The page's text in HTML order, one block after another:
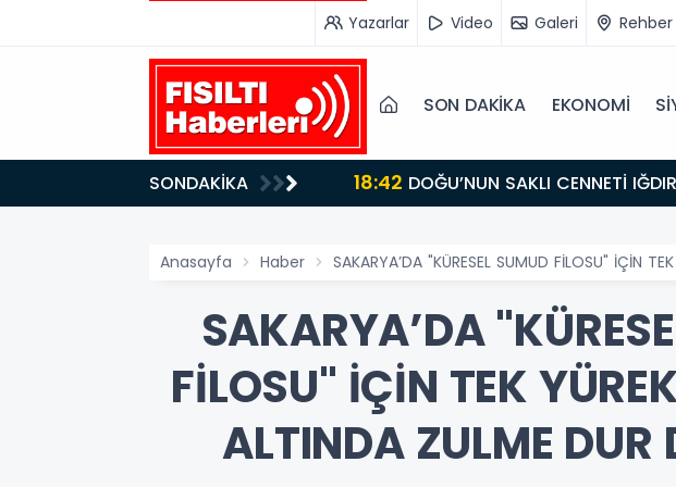
Yazarlar Video Galeri Rehber
SON DAKİKA EKONOMİ
SONDAKİKA 18:42
KÜLTÜRÜNÜN BULUŞMA NOKTASI
Anasayfa Haber SAKARYA’DA "KÜRESEL SUMUD FİLOSU" İÇİN
SAKARYA’DA
FİLOSU" İÇİN TEK
ALTINDA ZULME DUR